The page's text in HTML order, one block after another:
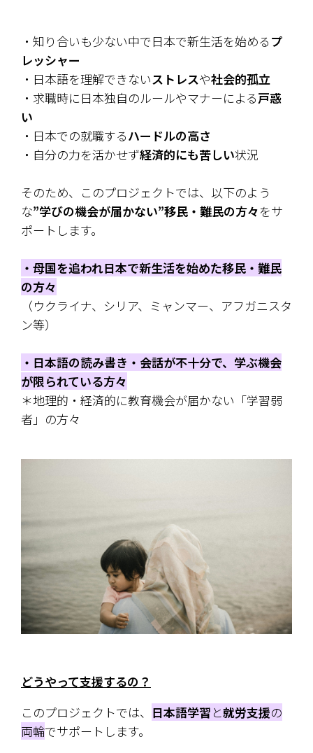
・知り合いも少ない中で日本で新生活を始める プ
レッシャー
・日本語を理解できないストレスや社会的孤立
・求職時に日本独自のルールやマナーによる戸惑
い
・日本での就職するハードルの高さ
・自分の力を活かせず経済的にも苦しい状況
そのため、このプロジェクトでは、以下のよう
な”学びの機会が届かない”移民・難民の方々をサ
ポートします。
・母国を追われ日本で新生活を始めた移民・難民
の方々
（ウクライナ、シリア、ミャンマー、アフガニスタ
ン等）
・日本語の読み書き・会話が不十分で、学ぶ機会
が限られている方々
＊地理的・経済的に教育機会が届かない「学習弱
者」の方々
どうやって支援するの？
このプロジェクトでは、 日本語学習 と就労支援の
両輪でサポート します。